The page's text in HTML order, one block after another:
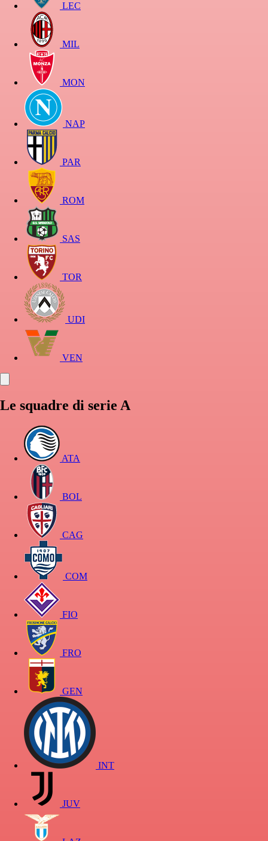
LEC
MIL
MON
NAP
PAR
ROM
SAS
TOR
UDI
VEN
Le squadre di serie A
ATA
BOL
CAG
COM
FIO
FRO
GEN
INT
JUV